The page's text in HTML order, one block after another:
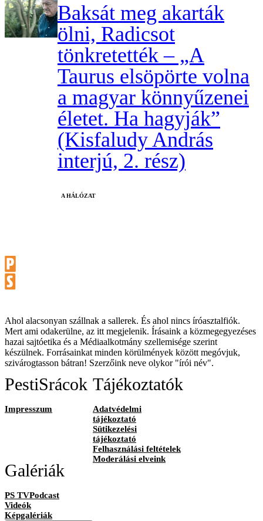
Baksát meg akarták
ölni, Radicsot
tönkretették – „A
Taurus elsöpörte volna
a magyar könnyűzenei
életet. Ha hagyják”
(Kisfaludy András
interjú, 2. rész)
A HÁLÓZAT
Ahol alacsonyan szállnak a sallerek. És ahol nincs íróasztalfiók.
Mert ami odakerülne, az itt megjelenik. Írásaink a közmegegyezéses
hazai sajtóetika és a Médiaalkotmány szellemisége szerint
készülnek. Forrásainkat minden körülmények között megóvjuk,
szivárogtasson bátran! Szerzőink neve olykor "írói név".
PestiSrácok
Impresszum
Tájékoztatók
Adatvédelmi
tájékoztató
Sütikezelési
tájékoztató
Felhasználási feltételek
Moderálási elveink
Galériák
PS TVPodcast
Videók
Képgalériák